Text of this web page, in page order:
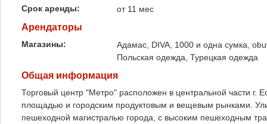
Срок аренды:
от 11 мес
Арендаторы
Магазины:
Адамас, DIVA, 1000 и одна сумка,
Польская одежда, Турецкая одежда
Общая информация
Торговый центр "Метро" расположен в центральной части г.
площадью и городским продуктовым и вещевым рынками.
пешеходной магистралью города, с высоким пешеходным